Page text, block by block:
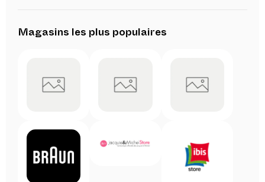
Magasins les plus populaires